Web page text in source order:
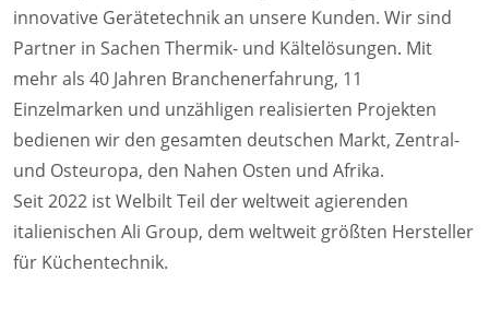
innovative Gerätetechnik an unsere Kunden. Wir sind
Partner in Sachen Thermik- und Kältelösungen. Mit
mehr als 40 Jahren Branchenerfahrung, 11
Einzelmarken und unzähligen realisierten Projekten
bedienen wir den gesamten deutschen Markt, Zentral-
und Osteuropa, den Nahen Osten und Afrika.
Seit 2022 ist Welbilt Teil der weltweit agierenden
italienischen Ali Group, dem weltweit größten Hersteller
für Küchentechnik.